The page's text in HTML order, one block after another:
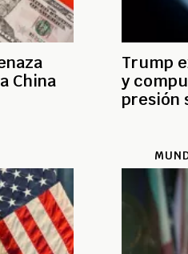
China
Trump
y
presión